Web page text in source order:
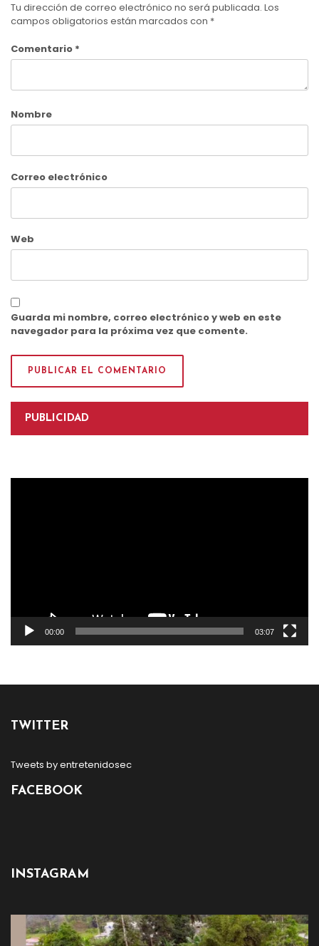
Tu dirección de correo electrónico no será publicada. Los
campos obligatorios están marcados con *
Comentario *
Nombre
Correo electrónico
Web
Guarda mi nombre, correo electrónico y web en este
navegador para la próxima vez que comente.
PUBLICIDAD
00:00 03:07
TWITTER
Tweets by entretenidosec
FACEBOOK
INSTAGRAM